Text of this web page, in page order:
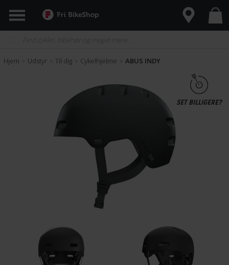
Hjem > Udstyr > Til dig > Cykelhjelme > ABUS INDY
SET BILLIGERE?